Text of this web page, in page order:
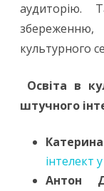
аудиторію.
культурного
Освіта в
штучного
інтелект
Антон